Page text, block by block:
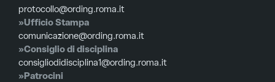
protocollo@ording.roma.it
»Ufficio Stampa
comunicazione@ording.roma.it
»Consiglio di disciplina
consigliodidisciplina1@ording.roma.it
»Patrocini